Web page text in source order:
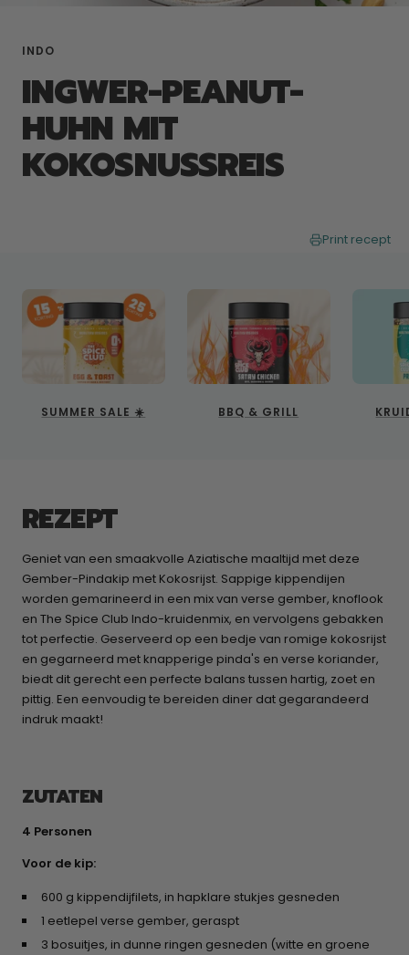
INDO
INGWER-PEANUT-
HUHN MIT
KOKOSNUSSREIS
Print recept
SUMMER SALE ☀️ BBQ & GRILL
REZEPT
Geniet van een smaakvolle Aziatische maaltijd met deze
Gember-Pindakip met Kokosrijst. Sappige kippendijen
worden gemarineerd in een mix van verse gember, knoflook
en The Spice Club Indo-kruidenmix, en vervolgens gebakken
tot perfectie. Geserveerd op een bedje van romige kokosrijst
en gegarneerd met knapperige pinda's en verse koriander,
biedt dit gerecht een perfecte balans tussen hartig, zoet en
pittig. Een eenvoudig te bereiden diner dat gegarandeerd
indruk maakt!
ZUTATEN
4 Personen
Voor de kip:
600 g kippendijfilets, in hapklare stukjes gesneden
1 eetlepel verse gember, geraspt
3 bosuitjes, in dunne ringen gesneden (witte en groene